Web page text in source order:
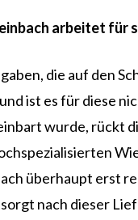
arbeitet für
die auf den
ist es für diese
wurde, rückt
überhaupt erst
nach dieser